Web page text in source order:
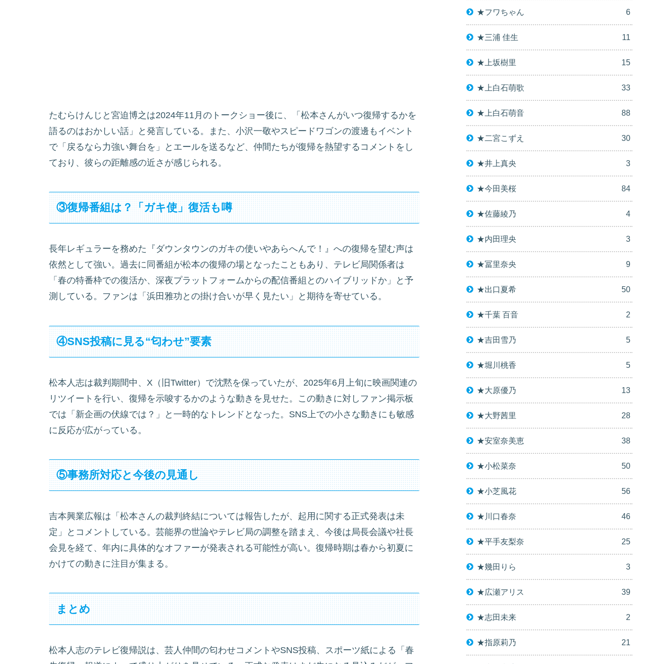
たむらけんじと宮迫博之は2024年11月のトークショー後に、「松本さんがいつ復帰するかを
語るのはおかしい話」と発言している。また、小沢一敬やスピードワゴンの渡邊もイベント
で「戻るなら力強い舞台を」とエールを送るなど、仲間たちが復帰を熱望するコメントをし
ており、彼らの距離感の近さが感じられる。
③復帰番組は？「ガキ使」復活も噂
長年レギュラーを務めた『ダウンタウンのガキの使いやあらへんで！』への復帰を望む声は
依然として強い。過去に同番組が松本の復帰の場となったこともあり、テレビ局関係者は
「春の特番枠での復活か、深夜プラットフォームからの配信番組とのハイブリッドか」と予
測している。ファンは「浜田雅功との掛け合いが早く見たい」と期待を寄せている。
④SNS投稿に見る“匂わせ”要素
松本人志は裁判期間中、X（旧Twitter）で沈黙を保っていたが、2025年6月上旬に映画関連の
リツイートを行い、復帰を示唆するかのような動きを見せた。この動きに対しファン掲示板
では「新企画の伏線では？」と一時的なトレンドとなった。SNS上での小さな動きにも敏感
に反応が広がっている。
⑤事務所対応と今後の見通し
吉本興業広報は「松本さんの裁判終結については報告したが、起用に関する正式発表は未
定」とコメントしている。芸能界の世論やテレビ局の調整を踏まえ、今後は局長会議や社長
会見を経て、年内に具体的なオファーが発表される可能性が高い。復帰時期は春から初夏に
かけての動きに注目が集まる。
まとめ
松本人志のテレビ復帰説は、芸人仲間の匂わせコメントやSNS投稿、スポーツ紙による「春
★フワちゃん 6
★三浦 佳生 11
★上坂樹里 15
★上白石萌歌 33
★上白石萌音 88
★二宮こずえ 30
★井上真央 3
★今田美桜 84
★佐藤綾乃 4
★内田理央 3
★冨里奈央 9
★出口夏希 50
★千葉 百音 2
★吉田雪乃 5
★堀川桃香 5
★大原優乃 13
★大野茜里 28
★安室奈美恵 38
★小松菜奈 50
★小芝風花 56
★川口春奈 46
★平手友梨奈 25
★幾田りら 3
★広瀬アリス 39
★志田未来 2
★指原莉乃 21